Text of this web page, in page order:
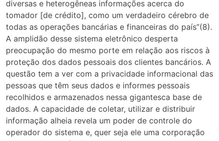
diversas e heterogêneas informações acerca do
tomador [de crédito], como um verdadeiro cérebro de
todas as operações bancárias e financeiras do país”(8).
A amplidão desse sistema eletrônico desperta
preocupação do mesmo porte em relação aos riscos à
proteção dos dados pessoais dos clientes bancários. A
questão tem a ver com a privacidade informacional das
pessoas que têm seus dados e informes pessoais
recolhidos e armazenados nessa gigantesca base de
dados. A capacidade de coletar, utilizar e distribuir
informação alheia revela um poder de controle do
operador do sistema e, quer seja ele uma corporação